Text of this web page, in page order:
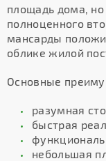
площадь дома, но
полноценного
мансарды
облике жилой
Основные
разумная
быстрая
небольшая